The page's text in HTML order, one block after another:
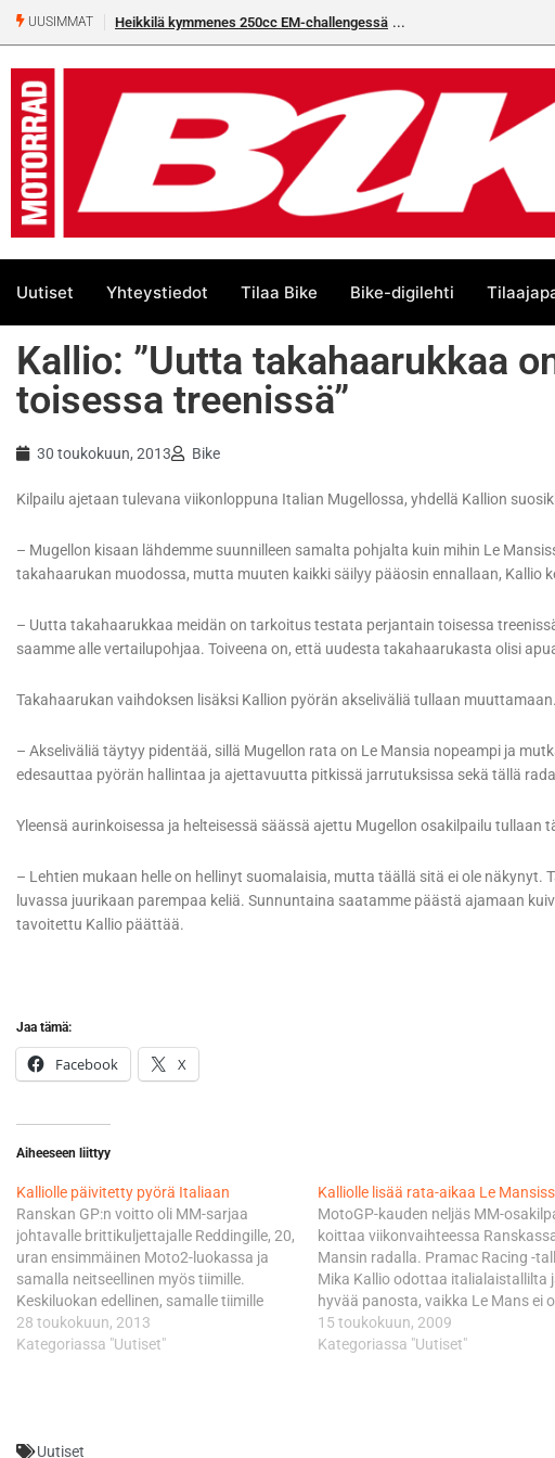
UUSIMMAT Heikkilä kymmenes 250cc EM-challengessä
Uutiset Yhteystiedot Tilaa Bike Bike-digilehti
Kallio: ”Uutta takahaarukkaa
toisessa treenissä”
30 toukokuun, 2013 Bike
Kilpailu ajetaan tulevana viikonloppuna Italian Mugellossa, yhdellä Kallion
– Mugellon kisaan lähdemme suunnilleen samalta pohjalta kuin mihin Le
takahaarukan muodossa, mutta muuten kaikki säilyy pääosin ennallaan, Kallio
– Uutta takahaarukkaa meidän on tarkoitus testata perjantain toisessa
saamme alle vertailupohjaa. Toiveena on, että uudesta takahaarukasta olisi
Takahaarukan vaihdoksen lisäksi Kallion pyörän akseliväliä tullaan muuttamaan.
– Akseliväliä täytyy pidentää, sillä Mugellon rata on Le Mansia nopeampi ja
edesauttaa pyörän hallintaa ja ajettavuutta pitkissä jarrutuksissa sekä tällä
Yleensä aurinkoisessa ja helteisessä säässä ajettu Mugellon osakilpailu tullaan
– Lehtien mukaan helle on hellinyt suomalaisia, mutta täällä sitä ei ole näkynyt.
luvassa juurikaan parempaa keliä. Sunnuntaina saatamme päästä ajamaan
tavoitettu Kallio päättää.
Jaa tämä:
Facebook X
Aiheeseen liittyy
Kalliolle päivitetty pyörä Italiaan
Ranskan GP:n voitto oli MM-sarjaa
johtavalle brittikuljettajalle Reddingille, 20,
uran ensimmäinen Moto2-luokassa ja
samalla neitseellinen myös tiimille.
Keskiluokan edellinen, samalle tiimille
tullut kaksoisvoitto nähtiin tätä ennen
viimeksi vuoden 2008 toukokuussa
kisan…
28 toukokuun, 2013
Kategoriassa "Uutiset"
Kalliolle lisää rata-aikaa Le
MotoGP-kauden neljäs MM-
koittaa viikonvaihteessa
Mansin radalla. Pramac Racing -
Mika Kallio odottaa italialaistallilta
hyvää panosta, vaikka Le Mans ei
viime vuosina ollutkaan Ducati-
suosiollinen. Ranskalaisrata on yksi
15 toukokuun, 2009
Kategoriassa "Uutiset"
Uutiset